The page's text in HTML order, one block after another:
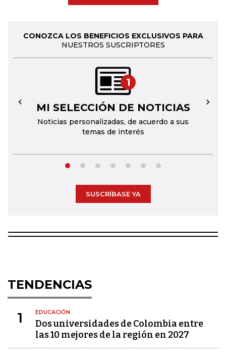
CONOZCA LOS BENEFICIOS EXCLUSIVOS PARA
NUESTROS SUSCRIPTORES
1
MI SELECCIÓN DE NOTICIAS
Noticias personalizadas, de acuerdo a sus
temas de interés
← →
SUSCRÍBASE YA
TENDENCIAS
1 EDUCACIÓN
Dos universidades de Colombia entre
las 10 mejores de la región en 2027